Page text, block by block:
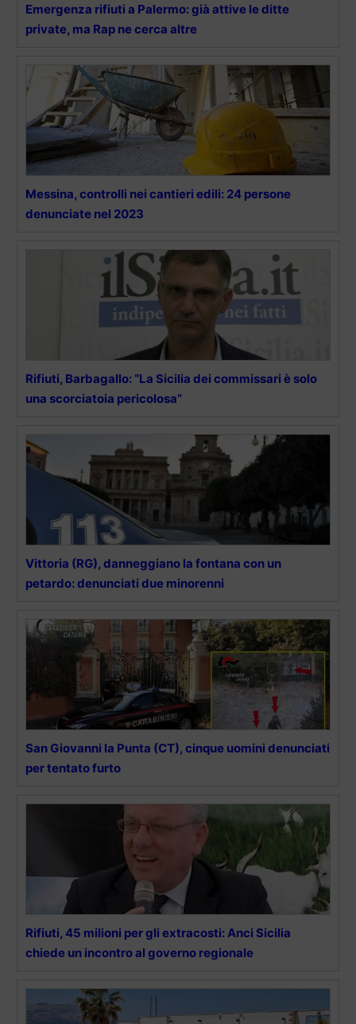
Emergenza rifiuti a Palermo: già attive le ditte
private, ma Rap ne cerca altre
Messina, controlli nei cantieri edili: 24 persone
denunciate nel 2023
Rifiuti, Barbagallo: “La Sicilia dei commissari è solo
una scorciatoia pericolosa”
Vittoria (RG), danneggiano la fontana con un
petardo: denunciati due minorenni
San Giovanni la Punta (CT), cinque uomini denunciati
per tentato furto
Rifiuti, 45 milioni per gli extracosti: Anci Sicilia
chiede un incontro al governo regionale